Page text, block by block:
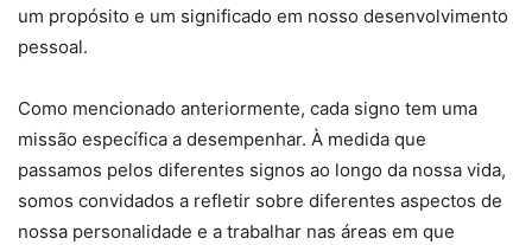
um propósito e um significado em nosso desenvolvimento
pessoal.
Como mencionado anteriormente, cada signo tem uma
missão específica a desempenhar. À medida que
passamos pelos diferentes signos ao longo da nossa vida,
somos convidados a refletir sobre diferentes aspectos de
nossa personalidade e a trabalhar nas áreas em que